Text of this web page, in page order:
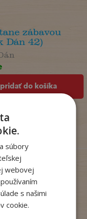
zábavou
Dán 42)
pridať do košíka
súbory
webovej
s našimi
cookie.